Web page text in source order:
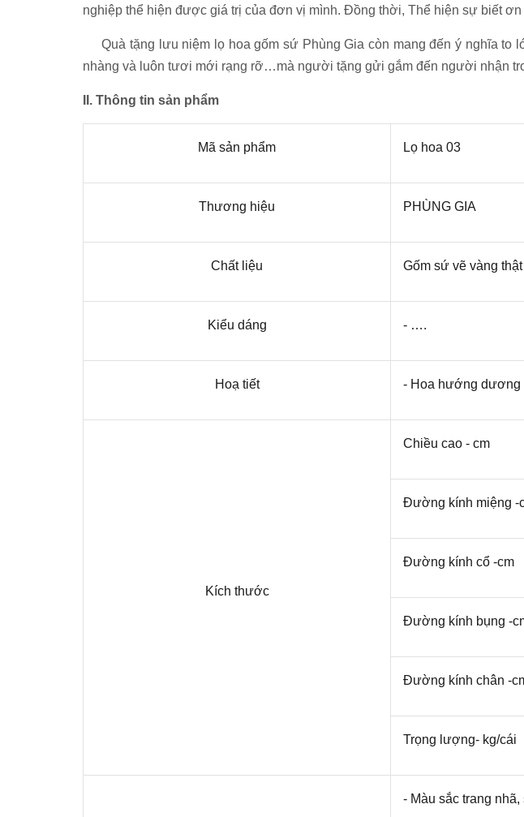
nghiệp thể hiện được giá trị của đơn vị mình. Đồng thời, Thể hiện sự biết
Quà tặng lưu niệm lọ hoa gốm sứ Phùng Gia còn mang đến ý nghĩa to
nhàng và luôn tươi mới rạng rỡ…mà người tặng gửi gắm đến người nhận
II. Thông tin sản phẩm
Mã sản phẩm Lọ hoa 03
Thương hiệu PHÙNG GIA
Chất liệu Gốm sứ vẽ vàng thật
Kiểu dáng - ….
Hoạ tiết - Hoa hướng dương
Kích thước
Chiều cao - cm
Đường kính miệng -
Đường kính cổ -cm
Đường kính bụng -
Đường kính chân -
Trọng lượng- kg/cái
- Màu sắc trang